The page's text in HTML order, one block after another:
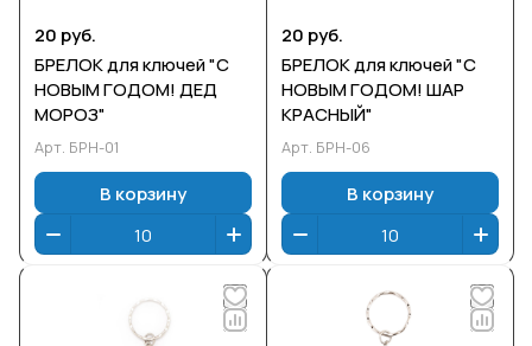
20 руб.
БРЕЛОК для ключей "С
НОВЫМ ГОДОМ! ДЕД
МОРОЗ"
Арт. БРН-01
В корзину
20 руб.
БРЕЛОК для ключей "С
НОВЫМ ГОДОМ! ШАР
КРАСНЫЙ"
Арт. БРН-06
В корзину